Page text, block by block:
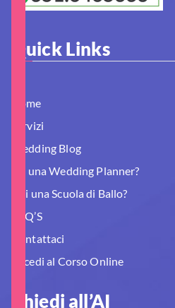
Quick Links
Home
Servizi
Wedding Blog
Sei una Wedding Planner?
Hai una Scuola di Ballo?
FAQ’S
Contattaci
Accedi al Corso Online
Chiedi all’AI